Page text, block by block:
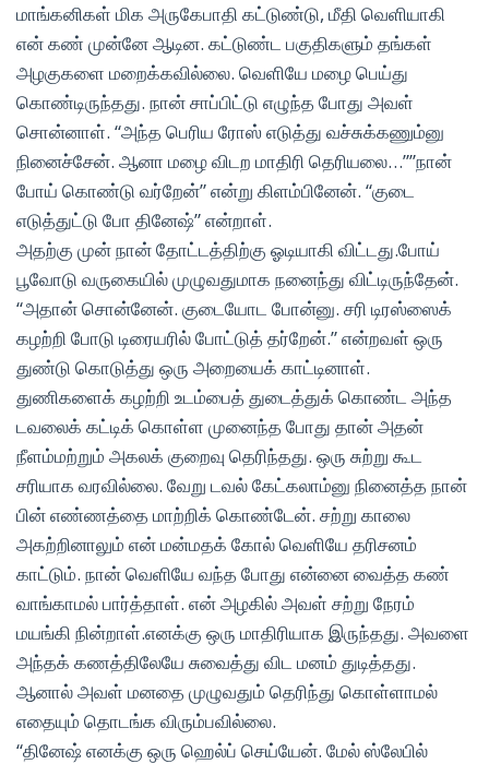
மாங்கனிகள் மிக அருகேபாதி கட்டுண்டு, மீதி வெளியாகி
என் கண் முன்னே ஆடின. கட்டுண்ட பகுதிகளும் தங்கள்
அழகுகளை மறைக்கவில்லை. வெளியே மழை பெய்து
கொண்டிருந்தது. நான் சாப்பிட்டு எழுந்த போது அவள்
சொன்னாள். “அந்த பெரிய ரோஸ் எடுத்து வச்சுக்கணும்னு
நினைச்சேன். ஆனா மழை விடற மாதிரி தெரியலை…””நான்
போய் கொண்டு வர்றேன்” என்று கிளம்பினேன். “குடை
எடுத்துட்டு போ தினேஷ்” என்றாள்.
அதற்கு முன் நான் தோட்டத்திற்கு ஓடியாகி விட்டது.போய்
பூவோடு வருகையில் முழுவதுமாக நனைந்து விட்டிருந்தேன்.
“அதான் சொன்னேன். குடையோட போன்னு. சரி டிரஸ்ஸைக்
கழற்றி போடு டிரையரில் போட்டுத் தர்றேன்.” என்றவள் ஒரு
துண்டு கொடுத்து ஒரு அறையைக் காட்டினாள்.
துணிகளைக் கழற்றி உடம்பைத் துடைத்துக் கொண்ட அந்த
டவலைக் கட்டிக் கொள்ள முனைந்த போது தான் அதன்
நீளம்மற்றும் அகலக் குறைவு தெரிந்தது. ஒரு சுற்று கூட
சரியாக வரவில்லை. வேறு டவல் கேட்கலாம்னு நினைத்த நான்
பின் எண்ணத்தை மாற்றிக் கொண்டேன். சற்று காலை
அகற்றினாலும் என் மன்மதக் கோல் வெளியே தரிசனம்
காட்டும். நான் வெளியே வந்த போது என்னை வைத்த கண்
வாங்காமல் பார்த்தாள். என் அழகில் அவள் சற்று நேரம்
மயங்கி நின்றாள்.எனக்கு ஒரு மாதிரியாக இருந்தது. அவளை
அந்தக் கணத்திலேயே சுவைத்து விட மனம் துடித்தது.
ஆனால் அவள் மனதை முழுவதும் தெரிந்து கொள்ளாமல்
எதையும் தொடங்க விரும்பவில்லை.
“தினேஷ் எனக்கு ஒரு ஹெல்ப் செய்யேன். மேல் ஸ்லேபில்